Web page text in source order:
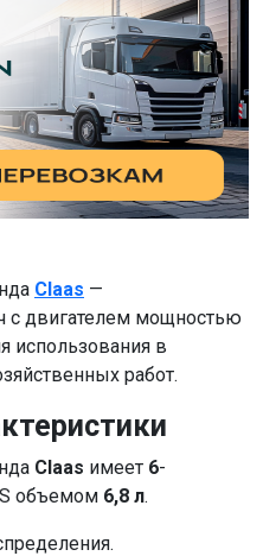
Claas —
с двигателем мощностью
использования в
работ.
Claas имеет 6-
объемом 6,8 л.